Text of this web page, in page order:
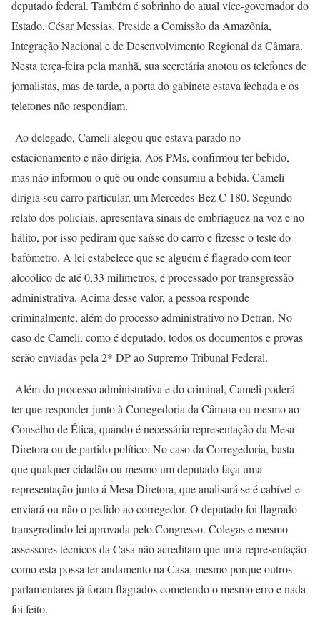
deputado federal. Também é sobrinho do atual vice-governador do
Estado, César Messias. Preside a Comissão da Amazônia,
Integração Nacional e de Desenvolvimento Regional da Câmara.
Nesta terça-feira pela manhã, sua secretária anotou os telefones de
jornalistas, mas de tarde, a porta do gabinete estava fechada e os
telefones não respondiam.
Ao delegado, Cameli alegou que estava parado no
estacionamento e não dirigia. Aos PMs, confirmou ter bebido,
mas não informou o quê ou onde consumiu a bebida. Cameli
dirigia seu carro particular, um Mercedes-Bez C 180. Segundo
relato dos policiais, apresentava sinais de embriaguez na voz e no
hálito, por isso pediram que saísse do carro e fizesse o teste do
bafômetro. A lei estabelece que se alguém é flagrado com teor
alcoólico de até 0,33 milímetros, é processado por transgressão
administrativa. Acima desse valor, a pessoa responde
criminalmente, além do processo administrativo no Detran. No
caso de Cameli, como é deputado, todos os documentos e provas
serão enviadas pela 2* DP ao Supremo Tribunal Federal.
Além do processo administrativa e do criminal, Cameli poderá
ter que responder junto à Corregedoria da Câmara ou mesmo ao
Conselho de Ética, quando é necessária representação da Mesa
Diretora ou de partido político. No caso da Corregedoria, basta
que qualquer cidadão ou mesmo um deputado faça uma
representação junto á Mesa Diretora, que analisará se é cabível e
enviará ou não o pedido ao corregedor. O deputado foi flagrado
transgredindo lei aprovada pelo Congresso. Colegas e mesmo
assessores técnicos da Casa não acreditam que uma representação
como esta possa ter andamento na Casa, mesmo porque outros
parlamentares já foram flagrados cometendo o mesmo erro e nada
foi feito.